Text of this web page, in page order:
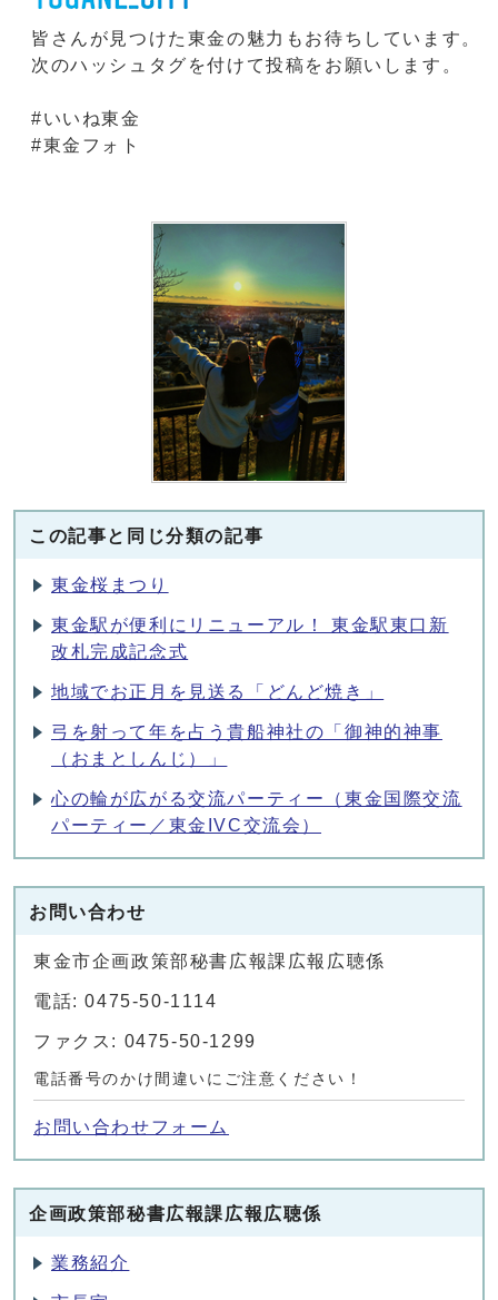
皆さんが見つけた東金の魅力もお待ちしています。
次のハッシュタグを付けて投稿をお願いします。
#いいね東金
#東金フォト
この記事と同じ分類の記事
東金桜まつり
東金駅が便利にリニューアル！ 東金駅東口新
改札完成記念式
地域でお正月を見送る「どんど焼き」
弓を射って年を占う貴船神社の「御神的神事
（おまとしんじ）」
心の輪が広がる交流パーティー（東金国際交流
パーティー／東金IVC交流会）
お問い合わせ
東金市企画政策部秘書広報課広報広聴係
電話: 0475-50-1114
ファクス: 0475-50-1299
電話番号のかけ間違いにご注意ください！
お問い合わせフォーム
企画政策部秘書広報課広報広聴係
業務紹介